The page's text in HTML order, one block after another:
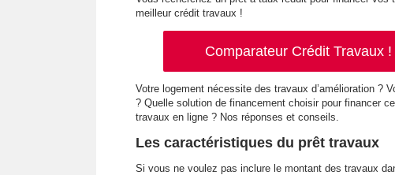
meilleur crédit travaux !
Comparateur Crédit Travaux
Votre logement nécessite des travaux d’amélioration ?
? Quelle solution de financement choisir pour financer
travaux en ligne ? Nos réponses et conseils.
Les caractéristiques du prêt travaux
Si vous ne voulez pas inclure le montant des travaux